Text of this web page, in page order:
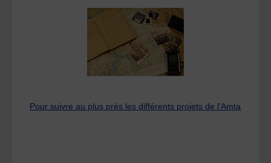
Pour suivre au plus près les différents projets de l’Amta